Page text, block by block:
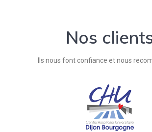
Nos
Ils nous font confiance et nous